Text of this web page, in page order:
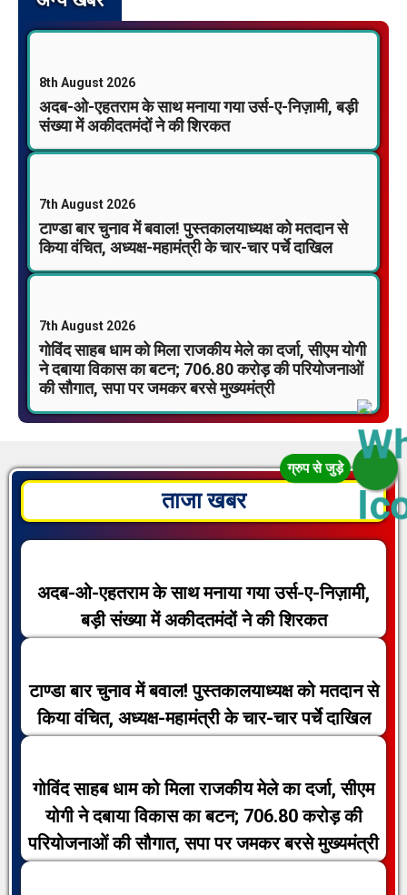
8th August 2026
अदब-ओ-एहतराम के साथ मनाया गया उर्स-ए-निज़ामी, बड़ी
संख्या में अकीदतमंदों ने की शिरकत
7th August 2026
टाण्डा बार चुनाव में बवाल! पुस्तकालयाध्यक्ष को मतदान से
किया वंचित, अध्यक्ष-महामंत्री के चार-चार पर्चे दाखिल
7th August 2026
गोविंद साहब धाम को मिला राजकीय मेले का दर्जा, सीएम योगी
ने दबाया विकास का बटन; 706.80 करोड़ की परियोजनाओं
की सौगात, सपा पर जमकर बरसे मुख्यमंत्री
ताजा खबर
अदब-ओ-एहतराम के साथ मनाया गया उर्स-ए-निज़ामी,
बड़ी संख्या में अकीदतमंदों ने की शिरकत
टाण्डा बार चुनाव में बवाल! पुस्तकालयाध्यक्ष को मतदान से
किया वंचित, अध्यक्ष-महामंत्री के चार-चार पर्चे दाखिल
गोविंद साहब धाम को मिला राजकीय मेले का दर्जा, सीएम
योगी ने दबाया विकास का बटन; 706.80 करोड़ की
परियोजनाओं की सौगात, सपा पर जमकर बरसे मुख्यमंत्री